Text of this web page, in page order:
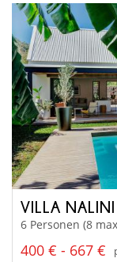
VILLA NALINI
6 Personen (8
400 € - 667 €